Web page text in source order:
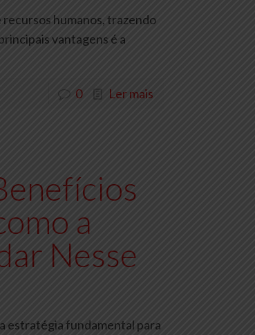
humanos, trazendo
vantagens é a
0 Ler mais
a
Nesse
estratégia fundamental para